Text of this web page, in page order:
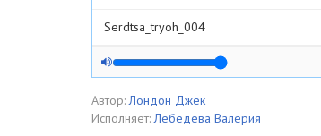
Serdtsa_tryoh_004
Serdtsa_tryoh_005
Serdtsa_tryoh_006
Автор: Лондон Джек
Исполняет: Лебедева Валерия